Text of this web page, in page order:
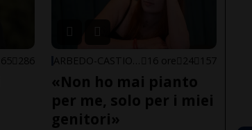
65 286 16 ore 24 157
«Non ho mai pianto
per me, solo per i miei
genitori»